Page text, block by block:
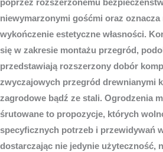
poprzez rozszerzonemu
niewymarzonymi gośćmi oraz oznacza
wykończenie estetyczne własności.
się w zakresie montażu przegród,
przedstawiają rozszerzony dobór
zwyczajowych przegród drewnianymi
zagrodowe bądź ze stali. Ogrodzenia
śrutowane to propozycje, których
specyficznych potrzeb i przewidywań
dostarczając nie jedynie użyteczność,